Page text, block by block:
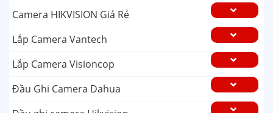
Camera HIKVISION Giá Rẻ
Lắp Camera Vantech
Lắp Camera Visioncop
Đầu Ghi Camera Dahua